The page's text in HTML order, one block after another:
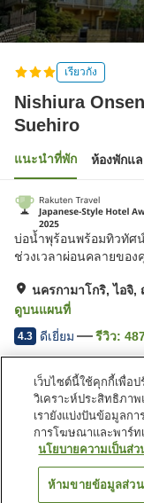
เรียวกัง
Nishiura
Suehiro
แนะนำที่พัก ห้องพักแ
บ่อน้ำพุร้อนพร้อมทิวทัศ
ช่วงเวลาผ่อนคลายขอ
นครกามาโกริ, ไอจิ
ดูบนแผนที่
4.3 ดีเยี่ยม รีวิว:
สิ่งอำนวยความสะด
ที่จอดรถ
สปา/บิวตี้ซาลอน
หน้าแรก ญี่ปุ่น ไอจิ
Nishiura Onsen Tenku
เว็บไซต์นี้ใช้คุกกี้เพื่อ
วิเคราะห์ประสิทธิภา
เรายังแบ่งปันข้อมูลก
การโฆษณาและพาร์ท
นโยบายความเป็นส่ว
ห้ามขายข้อมูลส่ว